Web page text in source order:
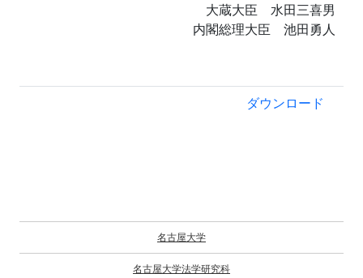
大蔵大臣 水田三喜男
内閣総理大臣 池田勇人
ダウンロード
名古屋大学
名古屋大学法学研究科